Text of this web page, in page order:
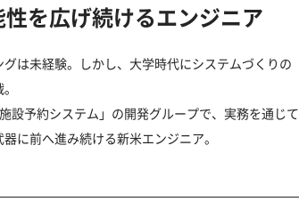
性を広げ続けるエンジニア
は未経験。しかし、大学時代にシステムづくりの
設予約システム」の開発グループで、実務を通じて
に前へ進み続ける新米エンジニア。